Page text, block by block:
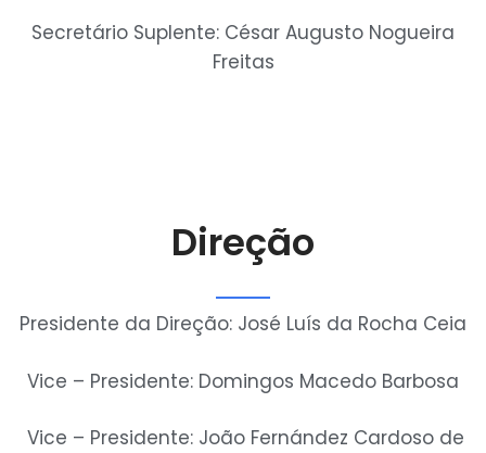
Secretário Suplente: César Augusto Nogueira
Freitas
Direção
Presidente da Direção: José Luís da Rocha Ceia
Vice – Presidente: Domingos Macedo Barbosa
Vice – Presidente: João Fernández Cardoso de